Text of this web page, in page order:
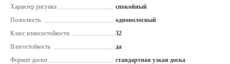
Характер рисунка
спокойный
Полосность
однополосный
Класс износостойкости
32
Влагостойкость
да
Формат доски
стандартная узкая доска